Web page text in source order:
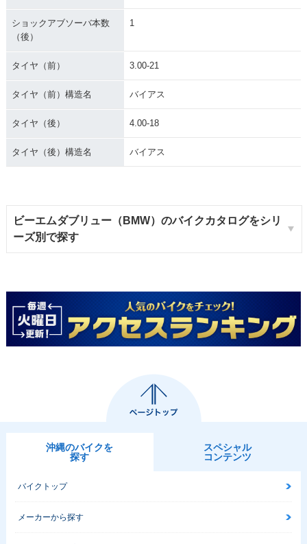
ショックアブソーバ本数
（後）
1
タイヤ（前） 3.00-21
タイヤ（前）構造名 バイアス
タイヤ（後） 4.00-18
タイヤ（後）構造名 バイアス
ビーエムダブリュー（BMW）のバイクカタログをシリ
ーズ別で探す
沖縄のバイクを
探す
スペシャル
コンテンツ
バイクトップ
メーカーから探す